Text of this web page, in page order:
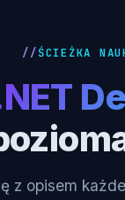
ŚCIEŻKA
z opisem